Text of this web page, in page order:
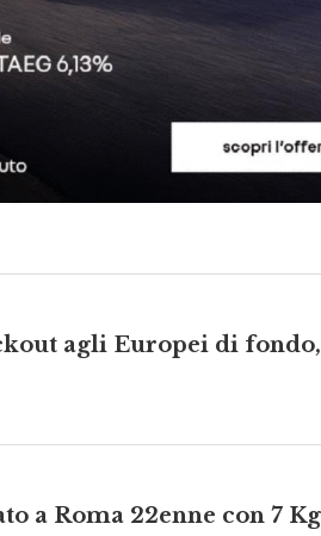
agli Europei di fondo,
a Roma 22enne con 7 Kg